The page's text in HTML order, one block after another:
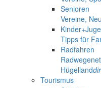
Senioren
Vereine,
Tipps für
Radfahren
Hügelland
Tourismus